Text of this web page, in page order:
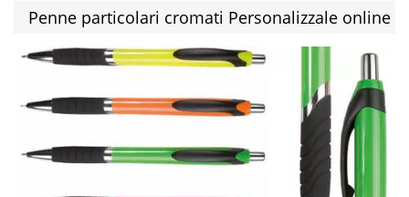
Penne particolari cromati Personalizzale online